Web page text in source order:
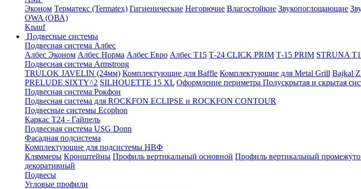
Эконом Терматекс (Termatex) Гигиенические Негорючие Влагостойкие Звукопоглощающие
OWA (ОВА)
Knauf
Подвесные системы
Подвесная система Албес
Албес Эконом Албес Норма Албес Евро Албес T15 Т-24 CLICK PRIM Т-15 PRIM STRUNA
Подвесная система Armstrong
TRULOK JAVELIN (24мм) Комплектующие для Baffle Комплектующие для Metal Grill Bajkal
PRELUDE SIXTY^2 SILHOUETTE 15 XL Оформление периметра Полускрытая и скрытая
Подвесная система Рокфон
Подвесная система для ROCKFON ECLIPSE и ROCKFON CONTOUR
Подвесные системы Ecophon
Каркас Т24 - Гайпель
Подвесная система USG Donn
Фасадная подсистема
Комплектующие для подсистемы НВФ
Кляммеры Кронштейны Профиль вертикальный основной Профиль вертикальный
декоративный
Подвесы
Угловые профили